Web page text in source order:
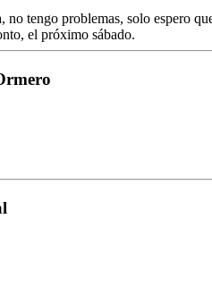
no tengo problemas, solo espero
el próximo sábado.